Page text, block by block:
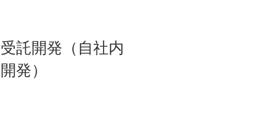
受託開発（自社内
開発）